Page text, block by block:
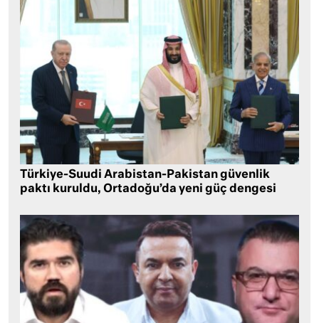
Türkiye-Suudi Arabistan-Pakistan güvenlik
paktı kuruldu, Ortadoğu’da yeni güç dengesi